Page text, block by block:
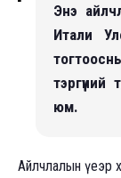
Энэ
Итали
юм.
Айлчлалын үеэр